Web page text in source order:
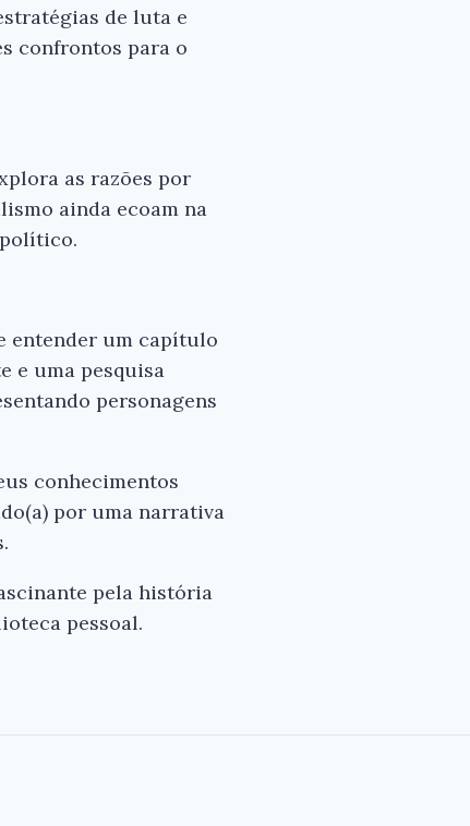
de luta e
confrontos para o
as razões por
ainda ecoam na
entender um capítulo
e uma pesquisa
personagens
conhecimentos
por uma narrativa
pela história
pessoal.